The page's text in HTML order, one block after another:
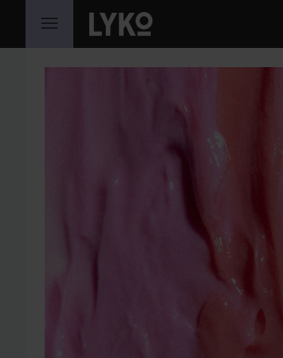
HOPPA TILL INNEHÅLLET